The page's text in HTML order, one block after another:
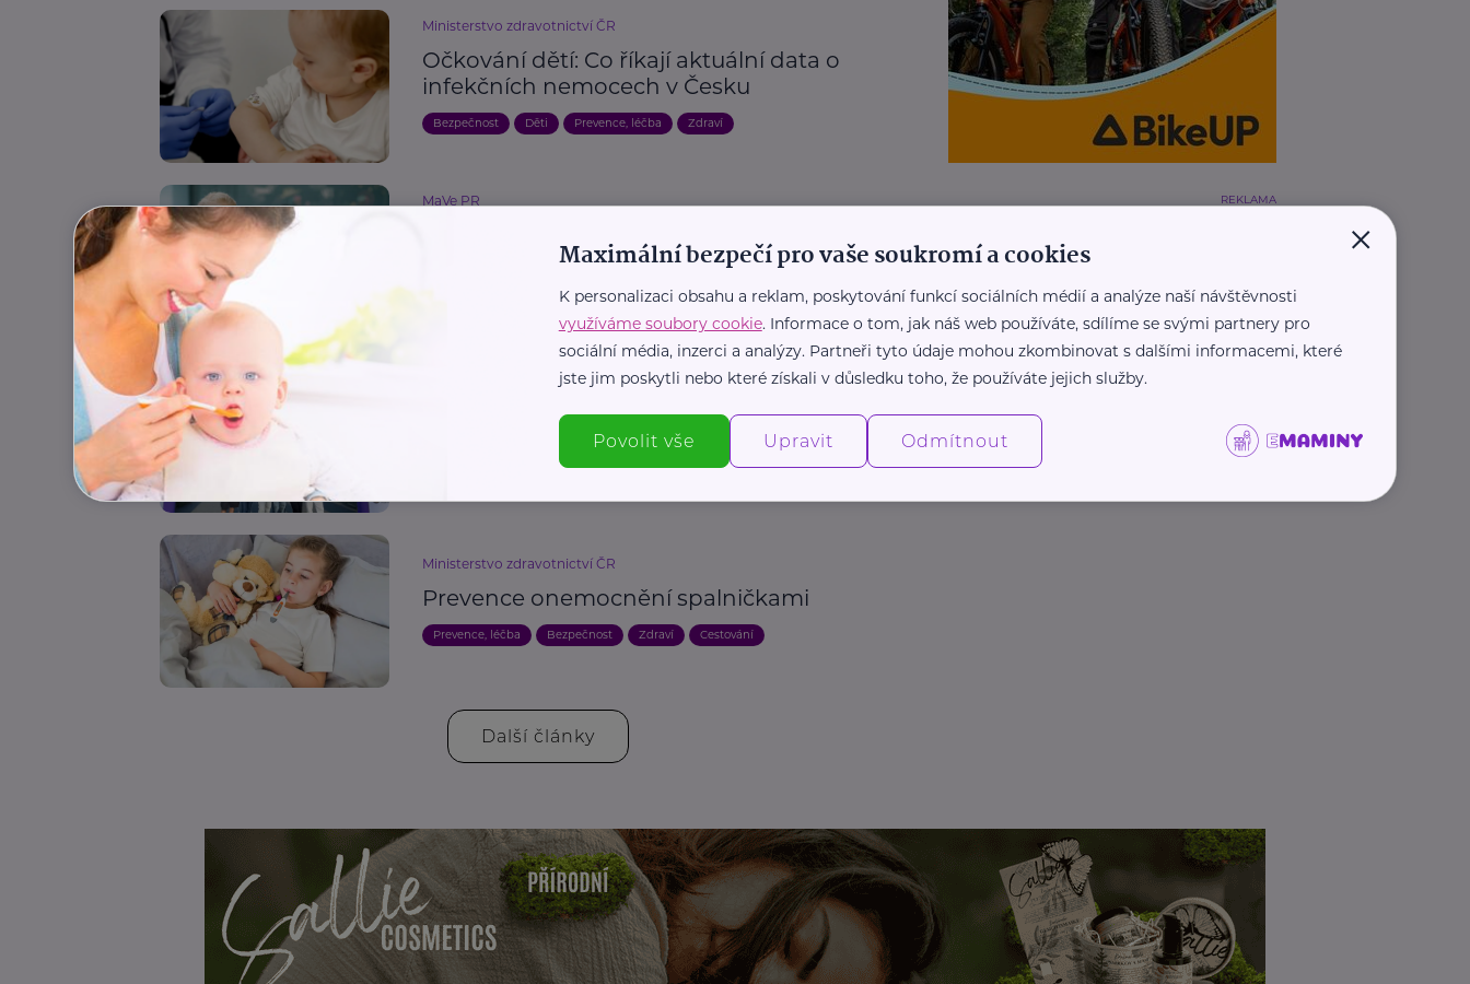
Ministerstvo zdravotnictví ČR
Očkování dětí: Co říkají aktuální data o
infekčních nemocech v Česku
Bezpečnost Děti Prevence, léčba Zdraví
MaVe PR
nemocech způsobených HPV
Zdraví Prevence, léčba
Očkování proti HPV: klíč k prevenci rakoviny
nejen děložního hrdla
Bezpečnost Dobrovolnictví Prevence, léčba Zdraví Žena
Ministerstvo zdravotnictví ČR
Prevence onemocnění spalničkami
Prevence, léčba Bezpečnost Zdraví Cestování
Další články
REKLAMA
×
Maximální bezpečí pro vaše soukromí a cookies
K personalizaci obsahu a reklam, poskytování funkcí sociálních médií a analýze naší návštěvnosti
využíváme soubory cookie. Informace o tom, jak náš web používáte, sdílíme se svými partnery pro
sociální média, inzerci a analýzy. Partneři tyto údaje mohou zkombinovat s dalšími informacemi, které
jste jim poskytli nebo které získali v důsledku toho, že používáte jejich služby.
Povolit vše Upravit Odmítnout